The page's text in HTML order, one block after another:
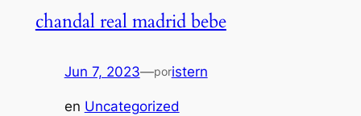
chandal real madrid bebe
Jun 7, 2023—poristern
en Uncategorized